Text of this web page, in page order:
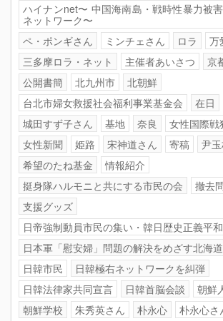
ハイナンnet〜 中国海南島・戦時性暴力被
ネットワーク〜
ペ・ポンギさん
ミンチェさん ロラ
万
三多摩ロラ・ネット
主催者あいさつ 京
公開書簡
北九州市
北朝鮮
台北市婦女救援社会福利事業基金会
在日
城田すず子さん
基地 奈良
女性国際戦
女性新聞
姫路 宋神道さん 寄稿 尹
希望のたね基金
情報紹介
挺身隊ハルモニと共にする市民の会
撤去
支援グッズ
日帝強制動員市民の集い・韓日歴史正義平
日本軍「慰安婦」問題の解決をめざす北海
日韓市民
日韓極右ネットワークを糾弾
日韓法律家共同宣言
日韓首脳会談
朝鮮
朝鮮学校
朱秀英さん 朴永心 朴永心さ